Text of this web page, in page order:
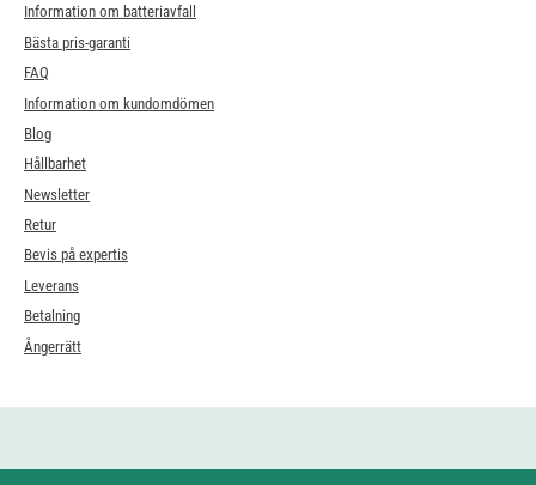
Information om batteriavfall
Bästa pris-garanti
FAQ
Information om kundomdömen
Blog
Hållbarhet
Newsletter
Retur
Bevis på expertis
Leverans
Betalning
Ångerrätt